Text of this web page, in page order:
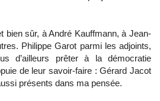
bien sûr, à André Kauffmann, à Jean-
Philippe Garot parmi les adjoints,
d’ailleurs prêter à la démocratie
de leur savoir-faire : Gérard Jacot
présents dans ma pensée.